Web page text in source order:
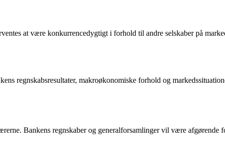
at være konkurrencedygtigt i forhold til andre selskaber på
regnskabsresultater, makroøkonomiske forhold og
Bankens regnskaber og generalforsamlinger vil være afgørende